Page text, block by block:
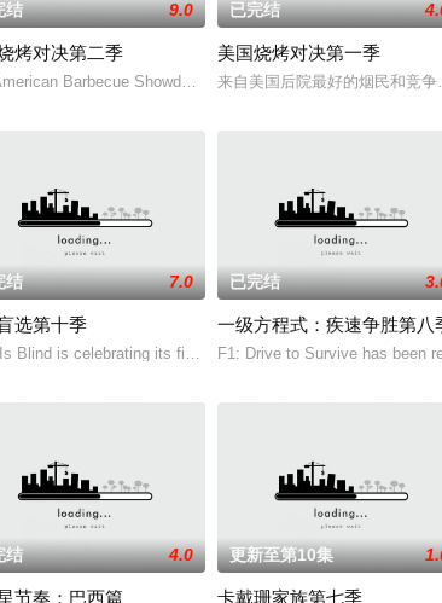
结 9.0
烤对决第二季
Barbecue Showdown season 2 f
已完结
美国烧烤对决第一季
来自美国后院最好的烟民和竞争
结 7.0
选第十季
Blind is celebrating its fifth an
已完结
一级方程式：疾速争胜第八
F1: Drive to Survive has been
结 4.0
节奏：巴西篇
更新至第10集
卡戴珊家族第七季